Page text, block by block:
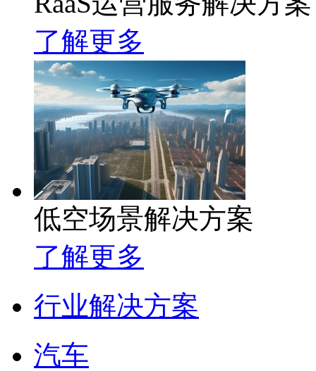
了解更多
低空场景解决方案
了解更多
行业解决方案
汽车